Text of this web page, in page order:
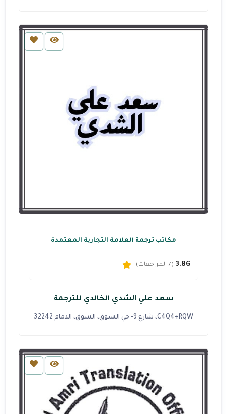
مكاتب ترجمة العلامة التجارية المعتمدة
3.86 (7 المراجعات)
سعد علي الشدي الخالدي للترجمة
C4Q4+RQW، شارع 9- حي السوق، السوق، الدمام 32242